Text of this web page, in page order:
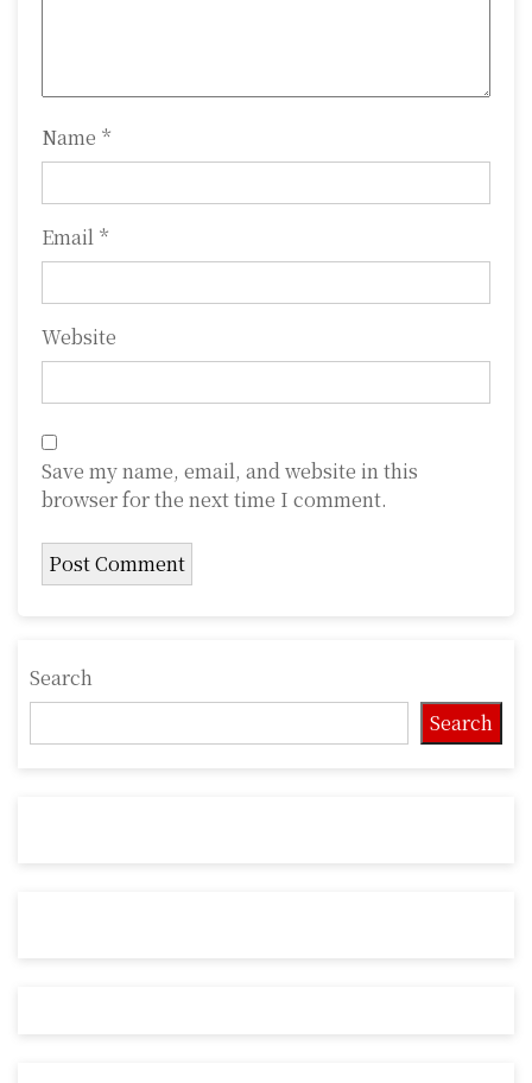
n
Name *
Email *
Website
Save my name, email, and website in this
browser for the next time I comment.
Search
Search